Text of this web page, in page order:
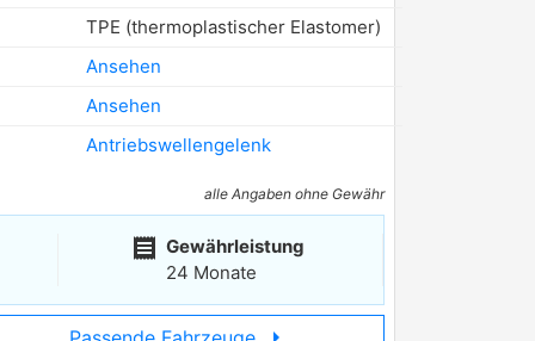
TPE (thermoplastischer Elastomer)
Ansehen
Ansehen
Antriebswellengelenk
alle Angaben ohne Gewähr
receipt Gewährleistung
24 Monate